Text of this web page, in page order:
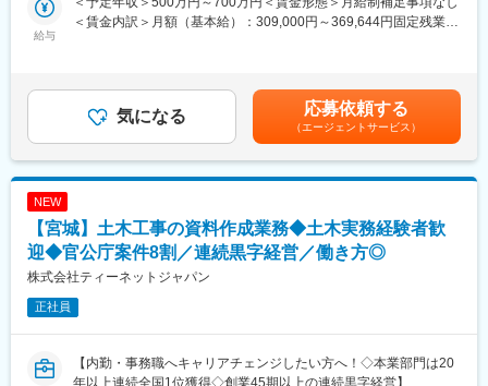
【ワークライフバランスが整う環境】
◎勤務時間や休日も公務員に準拠！基本的に土日や祝日が休みと
なり、働きやすい環境が用意されています！
◎官公庁は「働き方改革」を推進する立場にあるので、残業は少
ない傾向です！社内・社外業務比率もほぼ50:50と、室内での事務
業務が多いのも特徴です！
変更の範囲：無
滑に進むよう施工管理や資料作成業務などを担当していただきま
す。
道路工事等）の発注業務をサポートすることです。
工事の積算や検査などの業務を公務員に代わって行うことで、ワ
ークライフバランス良く働くことが可能です。
【具体的な業務】
・工事を実行するために必要な資料作成
・工事の施工状況チェック
・工事検査などへの参加・立ち合い
【ポジションの詳細】
・想定勤務地：宮城・福島・山形
※なるべくご自宅近くの案件先をご紹介できるよう努めております
・主な取引先：国土交通省、農林水産省、地方自治体、鉄道運輸
機構、各種団体、大手ゼネコン
給与
＜賃金内訳＞月額（基本給）：309,000円～369,644円固定残業手
給与補足＞■昇給：年1回（4月）■賞与：なし（正社員移行した場
合には支給対象）■モデル年収：540万円／35歳・経験10年…月額
35万円＋残業手当・一律手当600万円／40歳・経験15年…月額37
万円＋残業手当・一律手当賃金はあくまでも目安の金額であり、
選考を通じて上下する可能性があります。月給(月額)は固定手当を
気になる 応募依頼する
（エージェントサービス）
NEW
【宮城】土木工事の資料作成業務◆土木実務経験者歓
迎◆官公庁案件8割／連続黒字経営／働き方◎
株式会社ティーネットジャパン
正社員
【内勤・事務職へキャリアチェンジしたい方へ！◇本業部門は20
年以上連続全国1位獲得◇創業45期以上の連続黒字経営】